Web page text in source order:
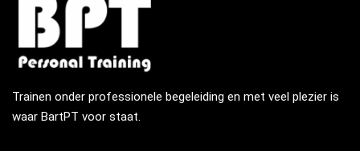
Trainen onder professionele begeleiding en met veel plezier is
waar BartPT voor staat.